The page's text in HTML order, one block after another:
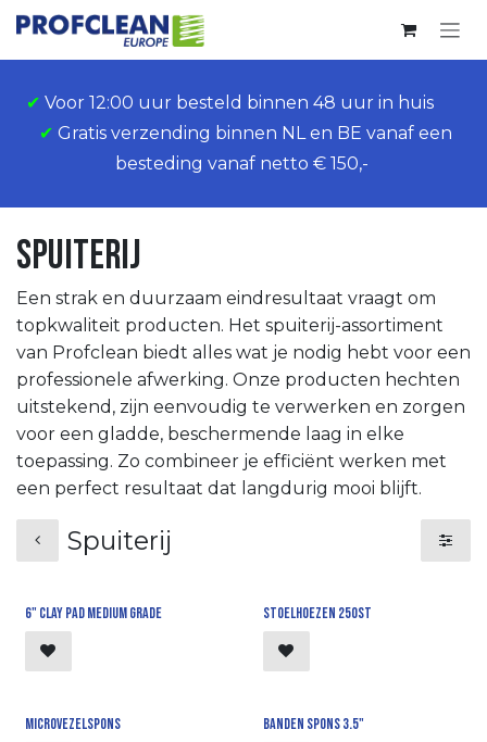
Overslaan naar inhoud
✔ Voor 12:00 uur besteld binnen 48 uur in huis
✔ Gratis verzending binnen NL en BE vanaf een
besteding vanaf netto € 150,-
Spuiterij
Een strak en duurzaam eindresultaat vraagt om
topkwaliteit producten. Het spuiterij-assortiment
van Profclean biedt alles wat je nodig hebt voor een
professionele afwerking. Onze producten hechten
uitstekend, zijn eenvoudig te verwerken en zorgen
voor een gladde, beschermende laag in elke
toepassing. Zo combineer je efficiënt werken met
een perfect resultaat dat langdurig mooi blijft.
Spuiterij
6" Clay pad medium grade Stoelhoezen 250st
Microvezelspons Banden spons 3.5"